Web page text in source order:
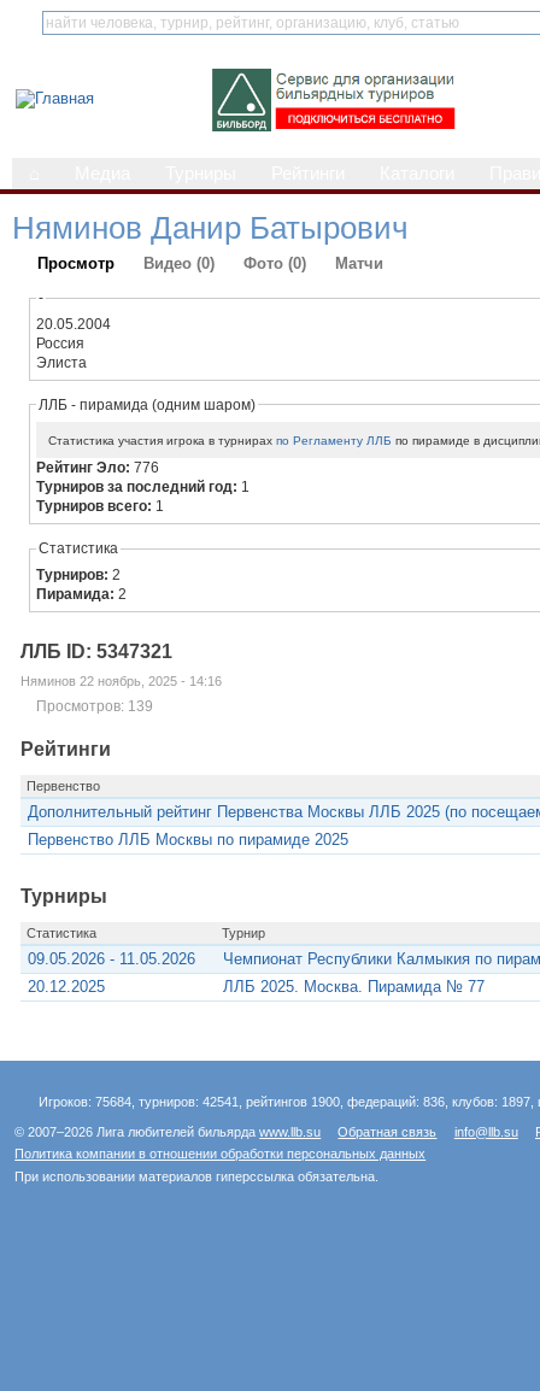
Няминов Данир Батырович
Просмотр Видео (0) Фото (0) Матчи
-
20.05.2004
Россия
Элиста
ЛЛБ - пирамида (одним шаром)
Статистика участия игрока в турнирахпо Регламенту ЛЛБ по пирамиде в
Рейтинг Эло:776
Турниров за последний год: 1
Турниров всего: 1
Статистика
Турниров:2
Пирамида:2
ЛЛБ ID: 5347321
Няминов 22 ноябрь, 2025 - 14:16
Просмотров: 139
Рейтинги
Первенство
Дополнительный рейтинг Первенства Москвы ЛЛБ 2025 (по
Первенство ЛЛБ Москвы по пирамиде 2025
Турниры
Статистика Турнир
09.05.2026 - 11.05.2026
Чемпионат Республики Калмыкия по
20.12.2025
ЛЛБ 2025. Москва. Пирамида № 77
Игроков: 75684, турниров: 42541, рейтингов 1900, федераций: 836, клубов:
© 2007–2026 Лига любителей бильярдаwww.llb.su Обратная связь info@llb.su
Политика компании в отношении обработки персональных данных
При использовании материалов гиперссылка обязательна.